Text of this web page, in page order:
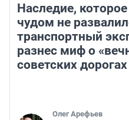
Наследие, которое
чудом не
транспортный
разнес миф о
советских дорогах
Олег Арефьев